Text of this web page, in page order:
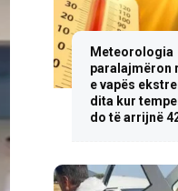
Meteorologia
paralajmëron
e vapës
dita kur
do të arrijnë